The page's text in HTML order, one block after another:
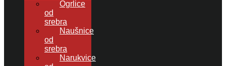
Ogrlice
od
srebra
Naušnice
od
srebra
Narukvice